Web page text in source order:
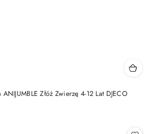
Złóż Zwierzę 4-12 Lat DJECO